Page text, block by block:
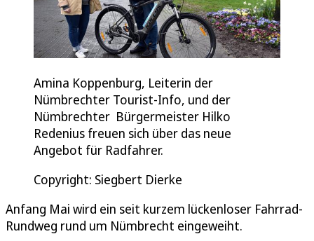
Amina Koppenburg, Leiterin der
Nümbrechter Tourist-Info, und der
Nümbrechter Bürgermeister Hilko
Redenius freuen sich über das neue
Angebot für Radfahrer.
Copyright: Siegbert Dierke
Anfang Mai wird ein seit kurzem lückenloser Fahrrad-
Rundweg rund um Nümbrecht eingeweiht.